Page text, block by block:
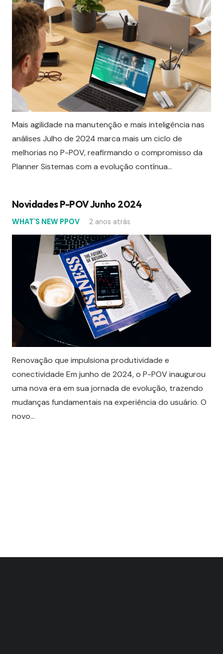
Mais agilidade na manutenção e mais inteligência nas
análises Julho de 2024 marca mais um ciclo de
melhorias no P-POV, reafirmando o compromisso da
Planner Sistemas com a evolução contínua…
Novidades P-POV Junho 2024
WHAT`S NEW PPOV 2 anos atrás
Renovação que impulsiona produtividade e
conectividade Em junho de 2024, o P-POV inaugurou
uma nova era em sua jornada de evolução, trazendo
mudanças fundamentais na experiência do usuário. O
novo…